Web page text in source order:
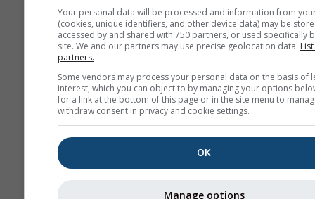
Your personal data will be processed and information from
(cookies, unique identifiers, and other device data) may be
accessed by and shared with 750 partners, or used specifically
site. We and our partners may use precise geolocation data.
partners.
Some vendors may process your personal data on the basis of
interest, which you can object to by managing your options
for a link at the bottom of this page or in the site menu to
withdraw consent in privacy and cookie settings.
OK
Manage options